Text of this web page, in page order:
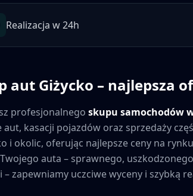
Realizacja w 24h
aut Giżycko – najlepsza
profesjonalnego skupu samochodów
aut, kasacji pojazdów oraz sprzedaży
i okolic, oferując najlepsze ceny na
auta – sprawnego,
– zapewniamy uczciwe wyceny i szybką